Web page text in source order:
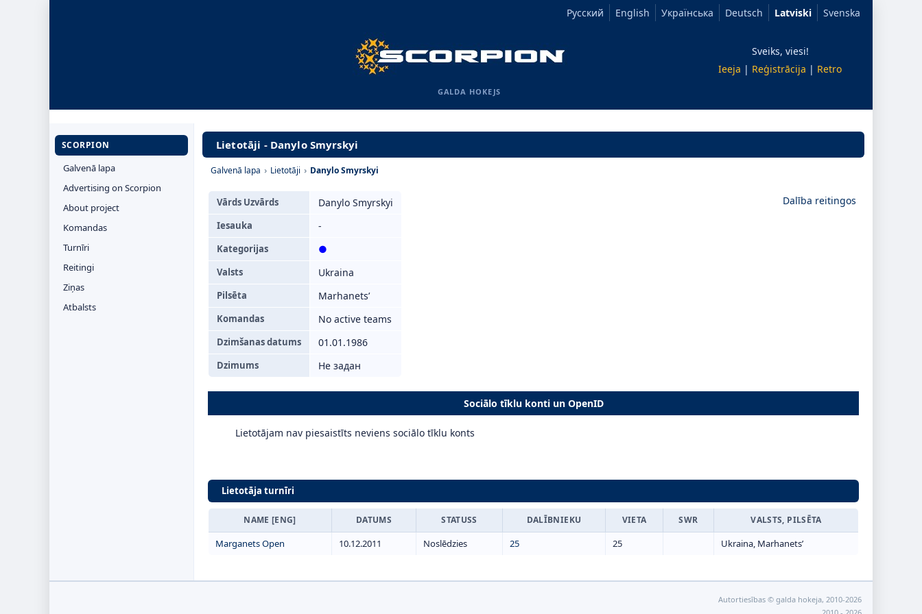
Русский English Українська Deutsch Latviski Svenska
Sveiks, viesi!
Ieeja | Reģistrācija | Retro
GALDA HOKEJS
SCORPION
Galvenā lapa
Advertising on Scorpion
About project
Komandas
Turnīri
Reitingi
Ziņas
Atbalsts
Lietotāji - Danylo Smyrskyi
Galvenā lapa › Lietotāji › Danylo Smyrskyi
Dalība reitingos
Vārds Uzvārds Danylo Smyrskyi
Iesauka -
Kategorijas ●
Valsts Ukraina
Pilsēta Marhanets’
Komandas No active teams
Dzimšanas datums 01.01.1986
Dzimums Не задан
Sociālo tīklu konti un OpenID
Lietotājam nav piesaistīts neviens sociālo tīklu konts
Lietotāja turnīri
NAME [ENG] DATUMS STATUSS DALĪBNIEKU VIETA SWR VALSTS, PILSĒTA
Marganets Open 10.12.2011 Noslēdzies 25 25 Ukraina, Marhanets’
Autortiesības © galda hokeja, 2010-2026